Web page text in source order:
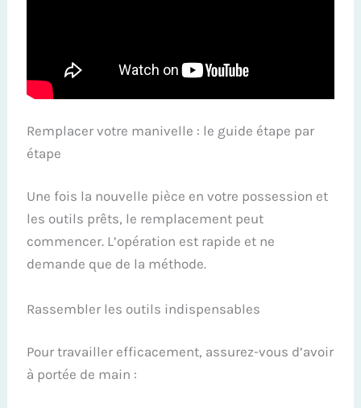
Remplacer votre manivelle : le guide étape par
étape
Une fois la nouvelle pièce en votre possession et
les outils prêts, le remplacement peut
commencer. L’opération est rapide et ne
demande que de la méthode.
Rassembler les outils indispensables
Pour travailler efficacement, assurez-vous d’avoir
à portée de main :